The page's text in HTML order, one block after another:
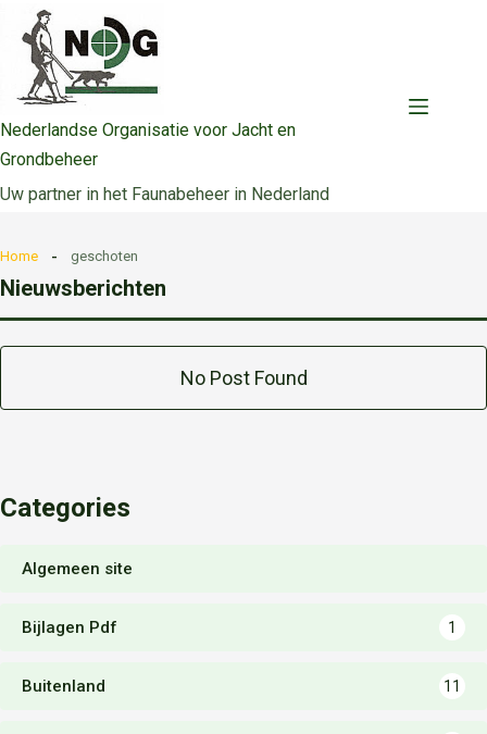
naar
inhoud
Nederlandse Organisatie voor Jacht en
Grondbeheer
Uw partner in het Faunabeheer in Nederland
Home geschoten
Nieuwsberichten
No Post Found
Categories
Algemeen site
Bijlagen Pdf 1
Buitenland 11